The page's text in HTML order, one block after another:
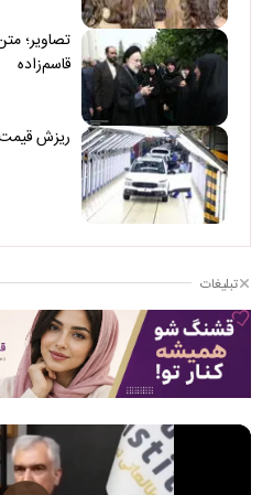
تصاویر؛
قاسم‌زاده
ریزش
تبلیغات